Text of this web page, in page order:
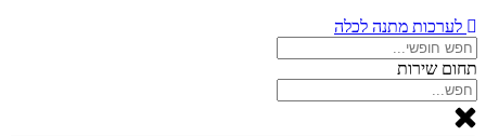
לערכות מתנה לכלה
תחום שירות